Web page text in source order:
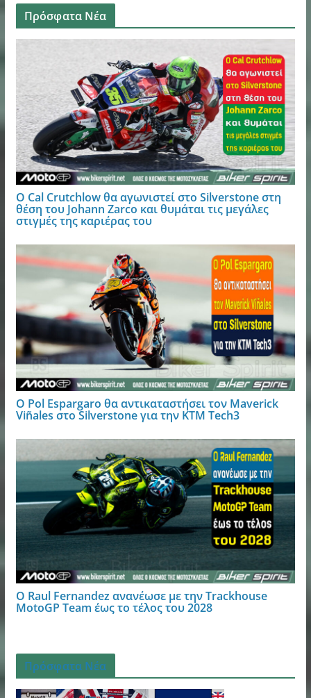
Πρόσφατα Νέα
Ο Cal Crutchlow θα αγωνιστεί στο Silverstone στη
θέση του Johann Zarco και θυμάται τις μεγάλες
στιγμές της καριέρας του
Ο Pol Espargaro θα αντικαταστήσει τον Maverick
Viñales στο Silverstone για την KTM Tech3
Ο Raul Fernandez ανανέωσε με την Trackhouse
MotoGP Team έως το τέλος του 2028
Πρόσφατα Νέα